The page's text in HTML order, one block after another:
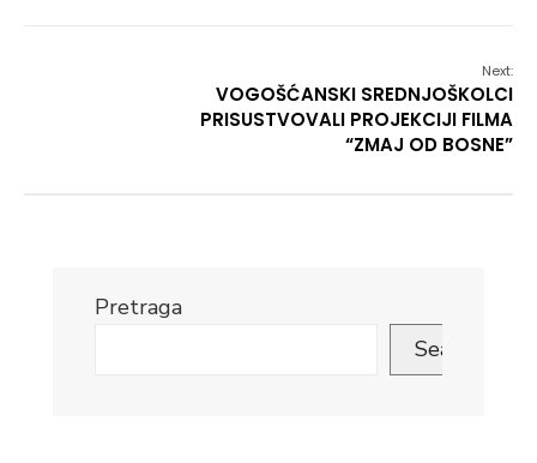
Next:
VOGOŠĆANSKI SREDNJOŠKOLCI
PRISUSTVOVALI PROJEKCIJI FILMA
“ZMAJ OD BOSNE”
Pretraga
Search